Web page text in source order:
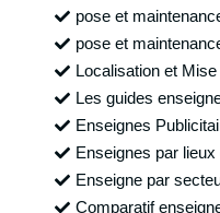
pose et
pose et
Localisation et
Les guides
Enseignes
Enseignes par
Enseigne par
Comparatif